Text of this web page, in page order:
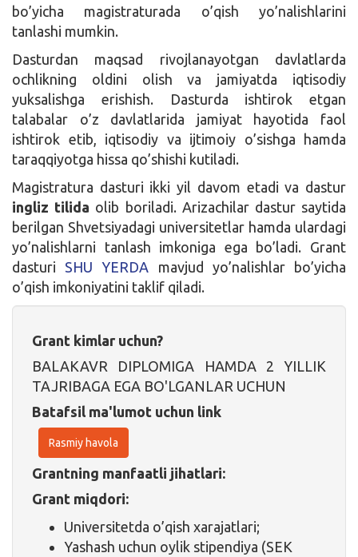
bo’yicha magistraturada o’qish yo’nalishlarini
tanlashi mumkin.
Dasturdan maqsad rivojlanayotgan davlatlarda
ochlikning oldini olish va jamiyatda iqtisodiy
yuksalishga erishish. Dasturda ishtirok etgan
talabalar o’z davlatlarida jamiyat hayotida faol
ishtirok etib, iqtisodiy va ijtimoiy o’sishga hamda
taraqqiyotga hissa qo’shishi kutiladi.
Magistratura dasturi ikki yil davom etadi va dastur
ingliz tilida olib boriladi. Arizachilar dastur saytida
berilgan Shvetsiyadagi universitetlar hamda ulardagi
yo’nalishlarni tanlash imkoniga ega bo’ladi. Grant
dasturi SHU YERDA mavjud yo’nalishlar bo’yicha
o’qish imkoniyatini taklif qiladi.
Grant kimlar uchun?
BALAKAVR DIPLOMIGA HAMDA 2 YILLIK
TAJRIBAGA EGA BO'LGANLAR UCHUN
Batafsil ma'lumot uchun link
Rasmiy havola
Grantning manfaatli jihatlari:
Grant miqdori:
Universitetda o’qish xarajatlari;
Yashash uchun oylik stipendiya (SEK